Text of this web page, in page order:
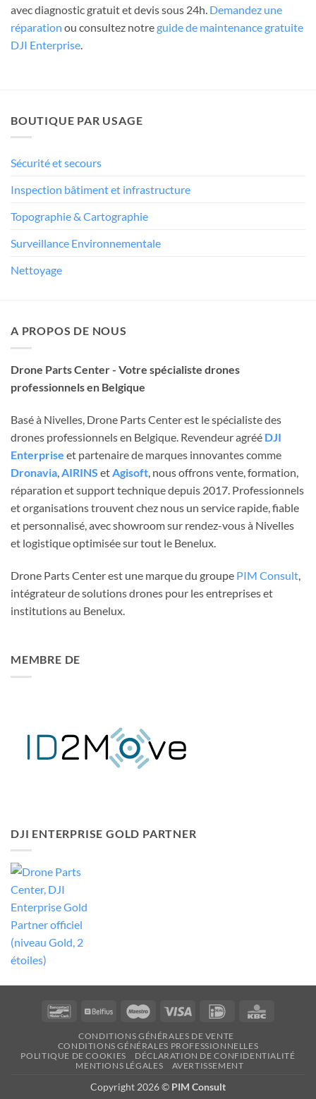
avec diagnostic gratuit et devis sous 24h. Demandez une
réparation ou consultez notreguide de maintenance gratuite
DJI Enterprise.
BOUTIQUE PAR USAGE
Sécurité et secours
Inspection bâtiment et infrastructure
Topographie & Cartographie
Surveillance Environnementale
Nettoyage
A PROPOS DE NOUS
Drone Parts Center - Votre spécialiste drones
professionnels en Belgique
Basé à Nivelles, Drone Parts Center est le spécialiste des
drones professionnels en Belgique. Revendeur agréé DJI
Enterprise et partenaire de marques innovantes comme
Dronavia AIRINS et Agisoft , nous offrons vente, formation,
réparation et support technique depuis 2017. Professionnels
et organisations trouvent chez nous un service rapide, fiable
et personnalisé, avec showroom sur rendez-vous à Nivelles
et logistique optimisée sur tout le Benelux.
Drone Parts Center est une marque du groupe PIM Consult
intégrateur de solutions drones pour les entreprises et
institutions au Benelux.
MEMBRE DE
DJI ENTERPRISE GOLD PARTNER
BancontactBelfius Maestro Idéal
CONDITIONS GÉNÉRALES DE VENTE
CONDITIONS GÉNÉRALES PROFESSIONNELLES
POLITIQUE DE COOKIES
DÉCLARATION DE CONFIDENTIALITÉ
MENTIONS LÉGALES
AVERTISSEMENT
Copyright 2026 © PIM Consult